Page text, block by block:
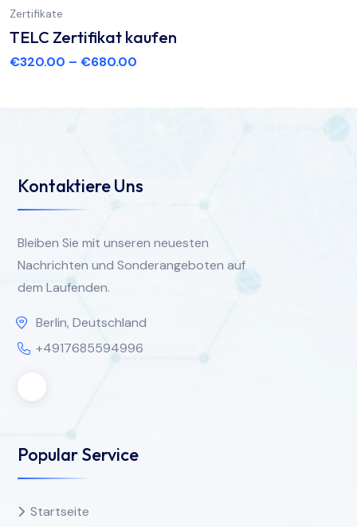
Zertifikate
TELC Zertifikat kaufen
€320.00 – €680.00
Kontaktiere Uns
Bleiben Sie mit unseren neuesten
Nachrichten und Sonderangeboten auf
dem Laufenden.
Berlin, Deutschland
+4917685594996
Popular Service
Startseite